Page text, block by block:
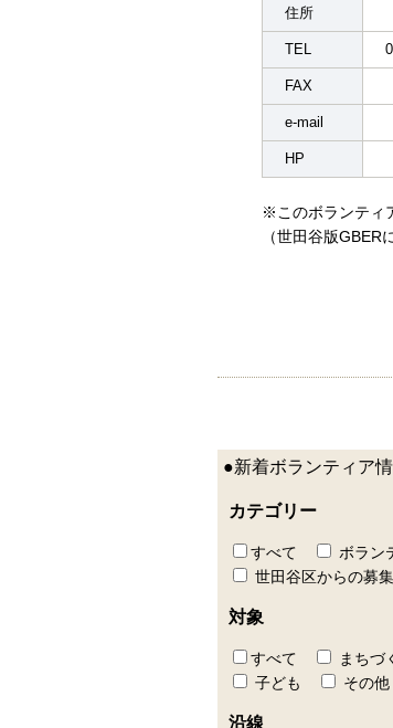
住所
TEL
FAX
e-mail
HP
※このボランティ
（世田谷版GBER
●新着ボランティア
カテゴリー
すべて ボラン
世田谷区からの募集
対象
すべて まちづ
子ども
その他
沿線